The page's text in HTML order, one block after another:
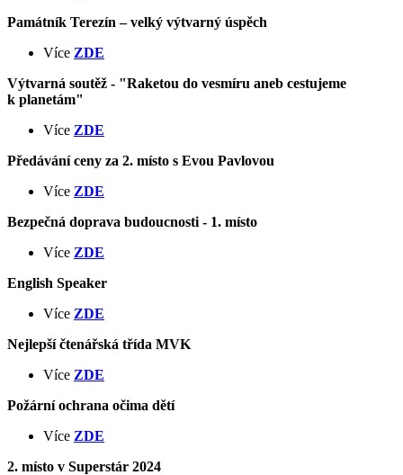
Památník Terezín – velký výtvarný úspěch
Více ZDE
Výtvarná soutěž - "Raketou do vesmíru aneb cestujeme
k planetám"
Více ZDE
Předávání ceny za 2. místo s Evou Pavlovou
Více ZDE
Bezpečná doprava budoucnosti - 1. místo
Více ZDE
English Speaker
Více ZDE
Nejlepší čtenářská třída MVK
Více ZDE
Požární ochrana očima dětí
Více ZDE
2. místo v Superstár 2024